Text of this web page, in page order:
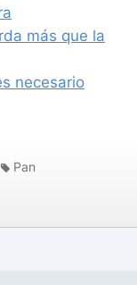
más que la
necesario
Pan